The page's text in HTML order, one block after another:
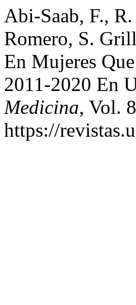
Abi-Saab, F.,
Romero, S.
En Mujeres
2011-2020 En
Medicina, Vol.
https://